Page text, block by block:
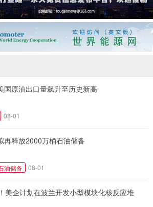
国原油出口量飙升至历史新高
08-01
再释放2000万桶石油储备
油储备 08-01
美企计划在波兰开发小型模块化核反应堆